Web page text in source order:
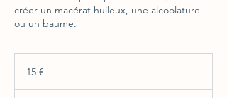
créer un macérat huileux, une alcoolature
ou un baume.
15 €